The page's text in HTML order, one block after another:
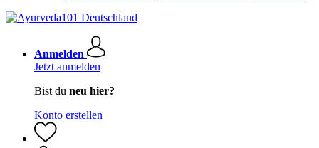
Anmelden
Jetzt anmelden
Bist du neu hier?
Konto erstellen